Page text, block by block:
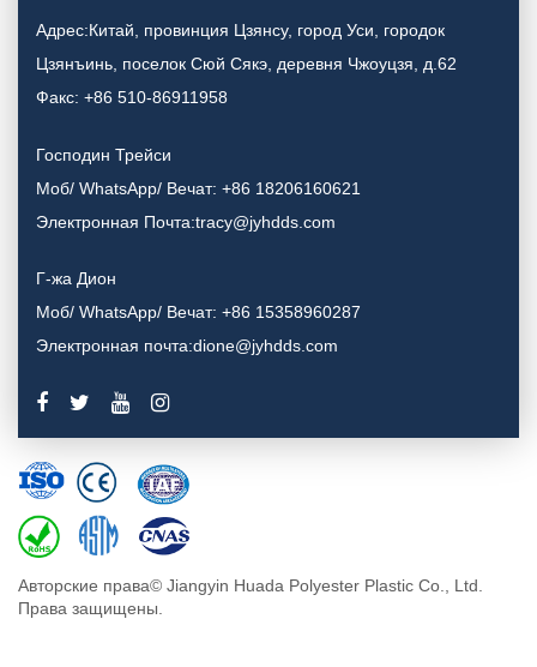
Адрес:Китай, провинция Цзянсу, город Уси, городок
Цзянъинь, поселок Сюй Сякэ, деревня Чжоуцзя, д.62
Факс: +86 510-86911958
Господин Трейси
Моб/ WhatsApp/ Вечат: +86 18206160621
Электронная Почта:tracy@jyhdds.com
Г-жа Дион
Моб/ WhatsApp/ Вечат: +86 15358960287
Электронная почта:dione@jyhdds.com
Авторские права© Jiangyin Huada Polyester Plastic Co., Ltd.
Права защищены.